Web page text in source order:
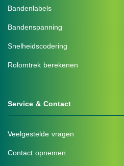
Bandenlabels
Bandenspanning
Snelheidscodering
Rolomtrek berekenen
Service & Contact
Veelgestelde vragen
Contact opnemen